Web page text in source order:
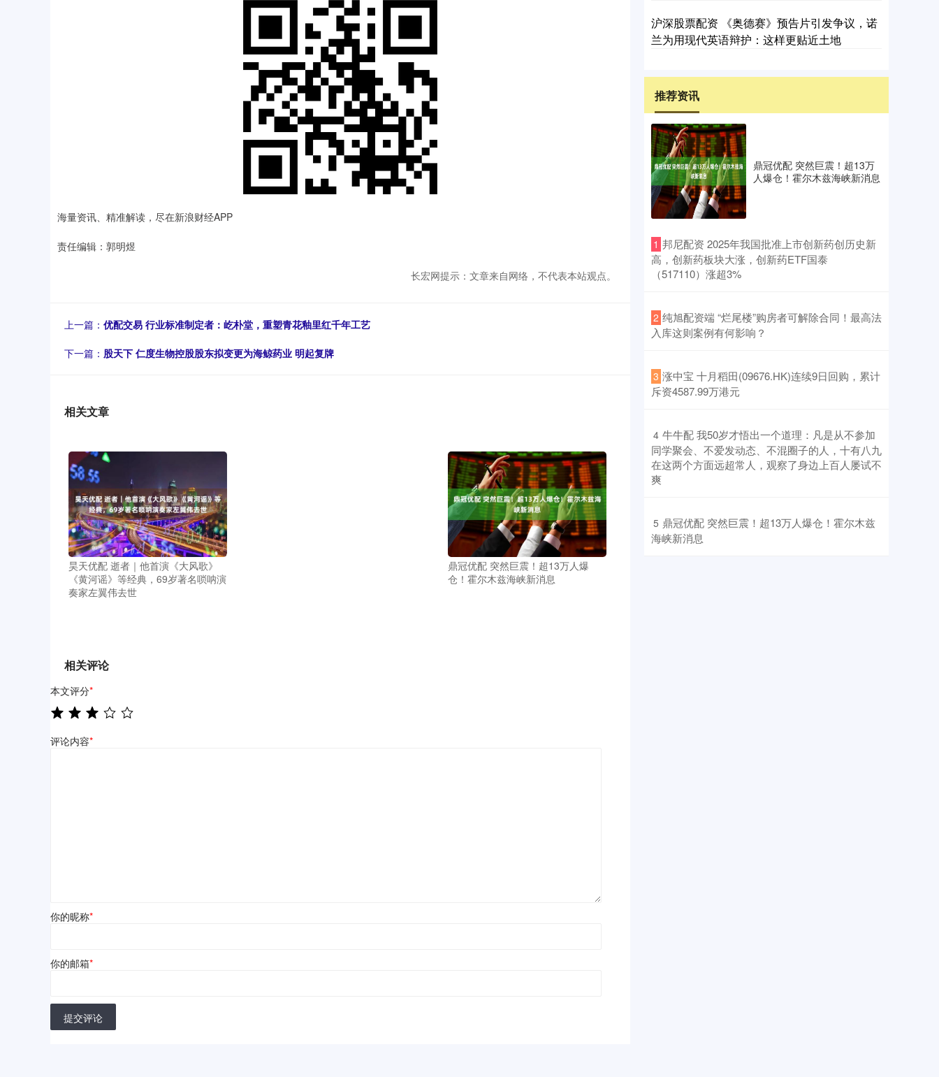
海量资讯、精准解读，尽在新浪财经APP
责任编辑：郭明煜
长宏网提示：文章来自网络，不代表本站观点。
上一篇： 优配交易 行业标准制定者：屹朴堂，重塑青花釉里红千年工艺
下一篇： 股天下 仁度生物控股股东拟变更为海鲸药业 明起复牌
相关文章
昊天优配 逝者｜他首演《大风歌》
《黄河谣》等经典，69岁著名唢呐演
奏家左翼伟去世
鼎冠优配 突然巨震！超13万人爆
仓！霍尔木兹海峡新消息
相关评论
本文评分*
评论内容*
你的昵称*
你的邮箱*
提交评论
沪深股票配资 《奥德赛》预告片引发争议，诺
兰为用现代英语辩护：这样更贴近土地
推荐资讯
鼎冠优配 突然巨震！超13万
人爆仓！霍尔木兹海峡新消息
1 ​邦尼配资 2025年我国批准上市创新药创历史新
高，创新药板块大涨，创新药ETF国泰
（517110）涨超3%
2 ​纯旭配资端 “烂尾楼”购房者可解除合同！最高法
入库这则案例有何影响？
3 ​涨中宝 十月稻田(09676.HK)连续9日回购，累计
斥资4587.99万港元
4 ​牛牛配 我50岁才悟出一个道理：凡是从不参加
同学聚会、不爱发动态、不混圈子的人，十有八九
在这两个方面远超常人，观察了身边上百人屡试不
爽
5 ​鼎冠优配 突然巨震！超13万人爆仓！霍尔木兹
海峡新消息